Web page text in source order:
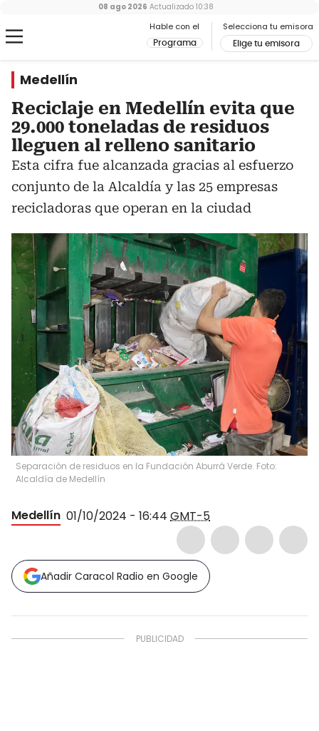
Hable con el
Programa
Selecciona tu emisora
Elige tu emisora
08 ago 2026 Actualizado 10:38
Medellín
Reciclaje en Medellín evita que
29.000 toneladas de residuos
lleguen al relleno sanitario
Esta cifra fue alcanzada gracias al esfuerzo
conjunto de la Alcaldía y las 25 empresas
recicladoras que operan en la ciudad
Separación de residuos en la Fundación Aburrá Verde. Foto:
Alcaldía de Medellín
Medellín 01/10/2024 - 16:44 GMT-5
Añadir Caracol Radio en Google